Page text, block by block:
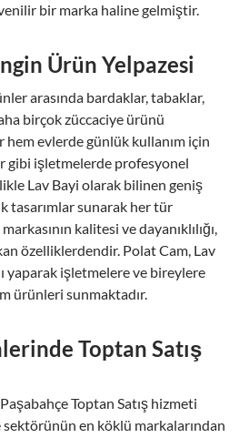
bir marka haline gelmiştir.
Ürün Yelpazesi
arasında bardaklar, tabaklar,
birçok züccaciye ürünü
hem evlerde günlük kullanım için
gibi işletmelerde profesyonel
Lav Bayi olarak bilinen geniş
tasarımlar sunarak her tür
kalitesi ve dayanıklılığı,
özelliklerdendir. Polat Cam, Lav
yaparak işletmelere ve bireylere
ürünleri sunmaktadır.
Toptan Satış
Toptan Satış hizmeti
sektörünün en köklü markalarından